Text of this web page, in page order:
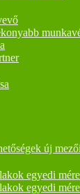
új mezői
egyedi
egyedi